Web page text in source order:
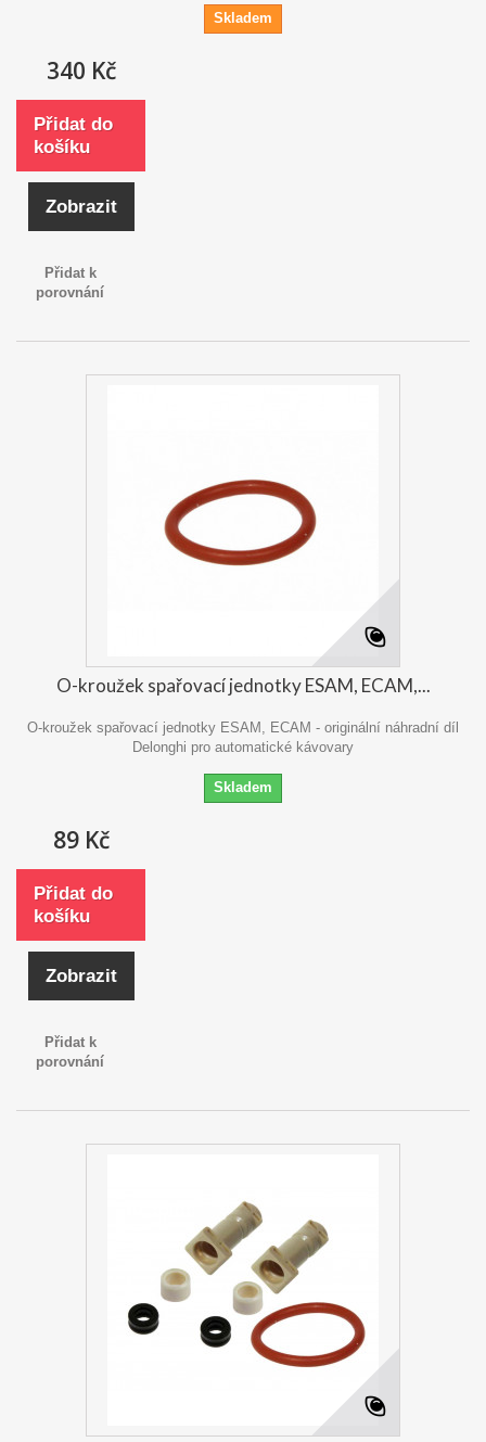
Skladem
340 Kč
Přidat do
košíku
Zobrazit
Přidat k
porovnání
O-kroužek spařovací jednotky ESAM, ECAM,...
O-kroužek spařovací jednotky ESAM, ECAM - originální náhradní díl
Delonghi pro automatické kávovary
Skladem
89 Kč
Přidat do
košíku
Zobrazit
Přidat k
porovnání